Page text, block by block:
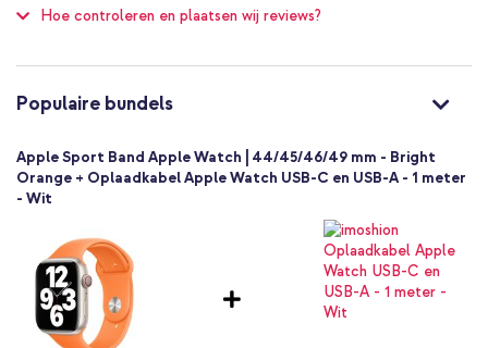
Smartwatch bandje
Geen
Hoe controleren en plaatsen wij reviews?
Populaire bundels
Apple Sport Band Apple Watch | 44/45/46/49 mm - Bright
Orange + Oplaadkabel Apple Watch USB-C en USB-A - 1 meter
- Wit